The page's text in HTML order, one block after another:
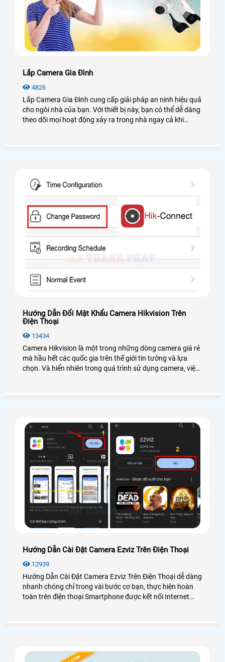
Lắp Camera Gia Đình
4826
Lắp Camera Gia Đình cung cấp giải pháp an ninh hiệu quả
cho ngôi nhà của bạn. Với thiết bị này, bạn có thể dễ dàng
theo dõi mọi hoạt động xảy ra trong nhà ngay cả khi
một cách hiệu quả. Với khả năng ghi hình 24/7 và truy
cập từ xa thông qua điện thoại di động, bạn có thể yên
lượng âm thanh rõ ràng giúp bạn theo dõi mọi hoạt động
trong nhà một cách dễ dàng và tiện lợi.
Hướng Dẫn Đổi Mật Khẩu Camera Hikvision Trên
Điện Thoại
13434
Camera Hikvision là một trong những dòng camera giá rẻ
mà hầu hết các quốc gia trên thế giới tin tưởng và lựa
chọn. Và hiển nhiên trong quá trình sử dụng camera, việc
Hướng Dẫn Cài Đặt Camera Ezviz Trên Điện Thoại
12939
Hướng Dẫn Cài Đặt Camera Ezviz Trên Điện Thoại dễ dàng
nhanh chóng chỉ trong vài bước cơ bạn, thực hiện hoàn
toàn trên điện thoại Smartphone được kết nối Internet